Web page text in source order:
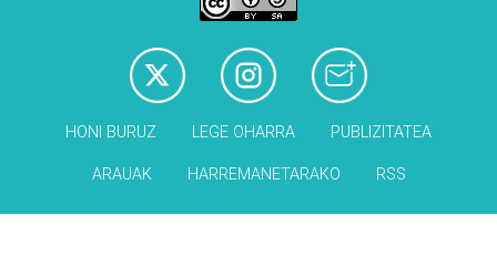
HONI BURUZ LEGE OHARRA PUBLIZITATEA
ARAUAK HARREMANETARAKO RSS